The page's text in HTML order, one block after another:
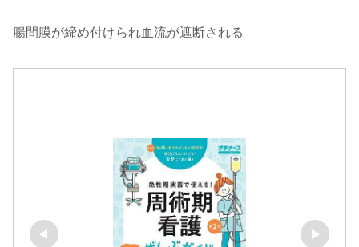
腸間膜が締め付けられ血流が遮断される